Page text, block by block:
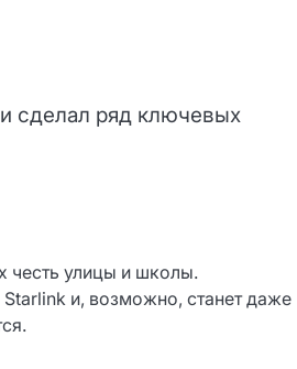
сделал ряд ключевых
честь улицы и школы.
Starlink и, возможно, станет даже